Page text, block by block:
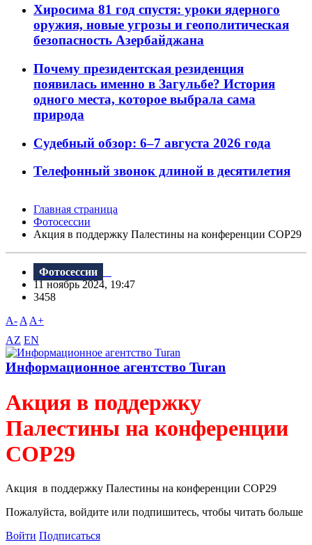
Хиросима 81 год спустя: уроки ядерного
оружия, новые угрозы и геополитическая
безопасность Азербайджана
Почему президентская резиденция
появилась именно в Загульбе? История
одного места, которое выбрала сама
природа
Судебный обзор: 6–7 августа 2026 года
Телефонный звонок длиной в десятилетия
Главная страница
Фотосессии
Акция в поддержку Палестины на конференции COP29
Фотосессии
11 ноябрь 2024, 19:47
3458
A- A A+
AZ EN
Информационное агентство Turan
Акция в поддержку
Палестины на конференции
COP29
Акция в поддержку Палестины на конференции COP29
Пожалуйста, войдите или подпишитесь, чтобы читать больше
Войти Подписаться